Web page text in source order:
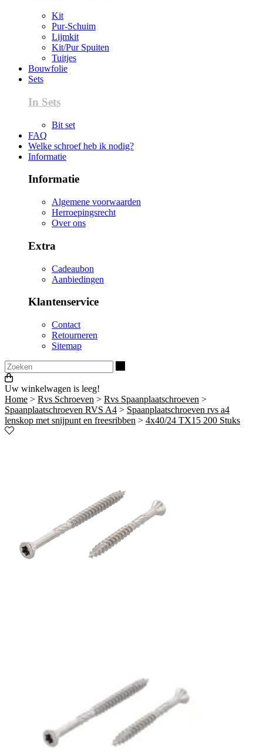
Kit
Pur-Schuim
Lijmkit
Kit/Pur Spuiten
Tuitjes
Bouwfolie
Sets
In Sets
Bit set
FAQ
Welke schroef heb ik nodig?
Informatie
Informatie
Algemene voorwaarden
Herroepingsrecht
Over ons
Extra
Cadeaubon
Aanbiedingen
Klantenservice
Contact
Retourneren
Sitemap
Uw winkelwagen is leeg!
Home > Rvs Schroeven > Rvs Spaanplaatschroeven >
Spaanplaatschroeven RVS A4 > Spaanplaatschroeven rvs a4
lenskop met snijpunt en freesribben > 4x40/24 TX15 200 Stuks